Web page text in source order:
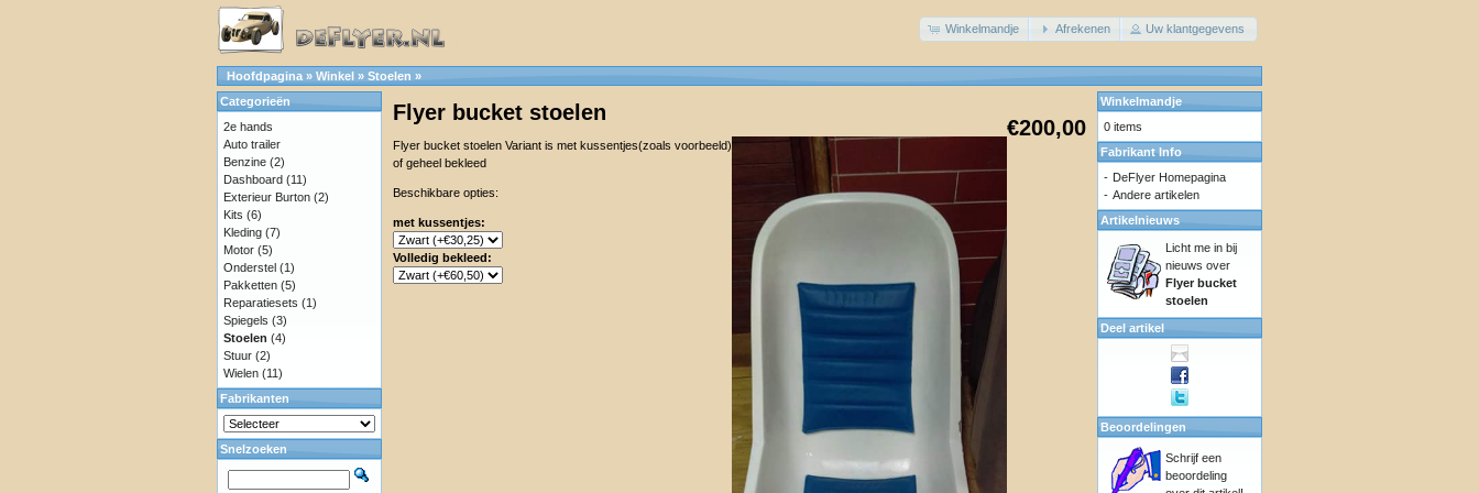
Winkelmandje Afrekenen Uw klantgegevens
Hoofdpagina » Winkel » Stoelen »
€200,00
Flyer bucket stoelen
Flyer bucket stoelen Variant is met kussentjes(zoals voorbeeld)
of geheel bekleed
Beschikbare opties:
met kussentjes:
Volledig bekleed:
Categorieën
2e hands
Auto trailer
Benzine (2)
Dashboard (11)
Exterieur Burton (2)
Kits (6)
Kleding (7)
Motor (5)
Onderstel (1)
Pakketten (5)
Reparatiesets (1)
Spiegels (3)
Stoelen (4)
Stuur (2)
Wielen (11)
Fabrikanten
Snelzoeken
Winkelmandje
0 items
Fabrikant Info
- DeFlyer Homepagina
- Andere artikelen
Artikelnieuws
Licht me in bij
nieuws over
Flyer bucket
stoelen
Deel artikel
Beoordelingen
Schrijf een
beoordeling